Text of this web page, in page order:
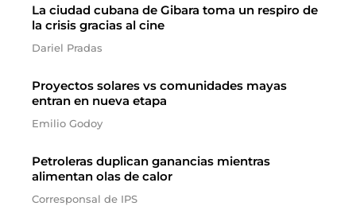
La ciudad cubana de Gibara toma un respiro de
la crisis gracias al cine
Dariel Pradas
Proyectos solares vs comunidades mayas
entran en nueva etapa
Emilio Godoy
Petroleras duplican ganancias mientras
alimentan olas de calor
Corresponsal de IPS